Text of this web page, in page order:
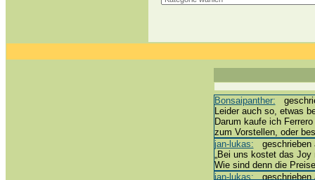
Bonsaipanther:
Leider auch so, etwas
Darum kaufe ich
zum Vorstellen, oder
jan-lukas: geschrieben
„Bei uns kostet das
Wie sind denn die
jan-lukas:geschrieben